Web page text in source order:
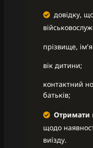
довідку,
прізвище,
вік дитини;
контактний
батьків;
Отримати
щодо
виїзду.